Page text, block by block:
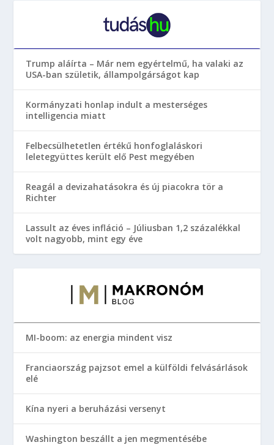
Trump aláírta – Már nem egyértelmű, ha valaki az
USA-ban születik, állampolgárságot kap
Kormányzati honlap indult a mesterséges
intelligencia miatt
Felbecsülhetetlen értékű honfoglaláskori
leletegyüttes került elő Pest megyében
Reagál a devizahatásokra és új piacokra tör a
Richter
Lassult az éves infláció – Júliusban 1,2 százalékkal
volt nagyobb, mint egy éve
MI-boom: az energia mindent visz
Franciaország pajzsot emel a külföldi felvásárlások
elé
Kína nyeri a beruházási versenyt
Washington beszállt a jen megmentésébe